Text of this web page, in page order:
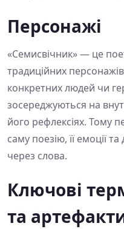
Персонажі
«Семисвічник» — це
традиційних
конкретних людей чи
зосереджуються на
його рефлексіях. Тому
саму поезію, її емоції
через слова.
Ключові
та